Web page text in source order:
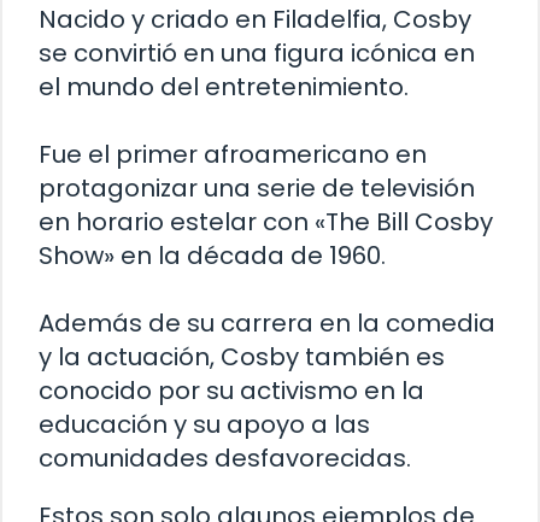
Nacido y criado en Filadelfia, Cosby
se convirtió en una figura icónica en
el mundo del entretenimiento.
Fue el primer afroamericano en
protagonizar una serie de televisión
en horario estelar con «The Bill Cosby
Show» en la década de 1960.
Además de su carrera en la comedia
y la actuación, Cosby también es
conocido por su activismo en la
educación y su apoyo a las
comunidades desfavorecidas.